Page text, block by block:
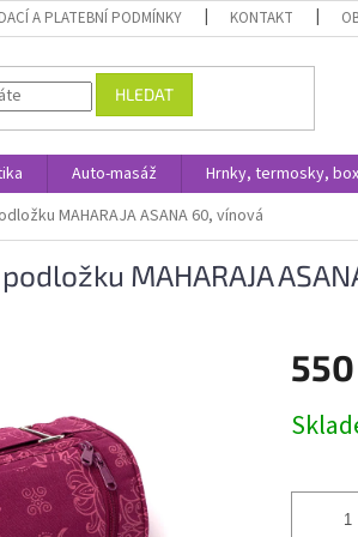
A PLATEBNÍ PODMÍNKY KONTAKT
HLEDAT
Auto-masáž Hrnky, termosky,
MAHARAJA ASANA 60, vínová
MAHARAJA
cena: